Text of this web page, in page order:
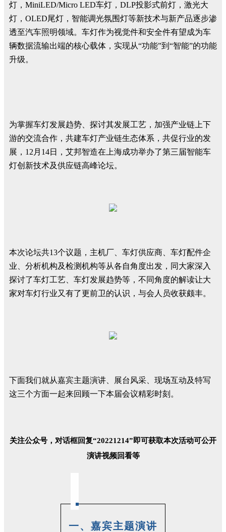
灯，MiniLED/Micro LED车灯，DLP投影式前灯，激光大
灯，OLED尾灯，智能调光氛围灯等新技术与新产品逐步渗
透至汽车照明领域。车灯作为视觉件和安全件有望成为车
辆数据流输出端的核心载体，实现从“功能”到“智能”的功能
升级。
为掌握车灯发展趋势、探讨其发展工艺，加强产业链上下
游的交流合作，共建车灯产业链生态体系，共促行业的发
展，12月14日，艾邦智造在上海成功举办了第三届智能车
灯创新技术及供应链高峰论坛。
本次论坛共13个议题，主机厂、车灯供应商、车灯配件企
业、分析机构及检测机构等从各自角度出发，同大家深入
探讨了车灯工艺、车灯发展趋势等，不同角度的解读让大
家对车灯行业又有了更前卫的认识，与会人员收获颇丰。
下面我们就从嘉宾主题演讲、展台风采、现场互动及特写
这三个方面一起来回顾一下本届会议精彩时刻。
关注公众号，对话框回复“20221214”即可获取本次活动可公开
演讲视频回看等
一、嘉宾主题演讲